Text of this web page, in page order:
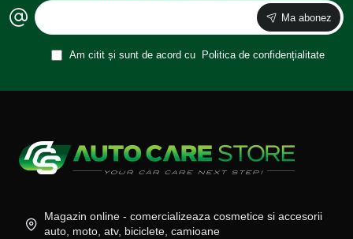
Ma abonez
Am citit și sunt de acord cu Politica de confidențialitate
Magazin online - comercializeaza cosmetice si accesorii
auto, moto, atv, biciclete, camioane